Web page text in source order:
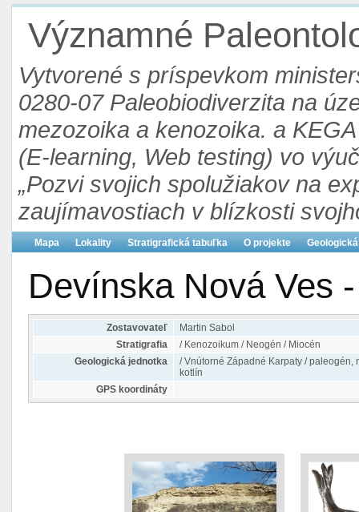
Významné
Vytvorené s príspevkom
0280-07 Paleobiodiverzita na
mezozoika a kenozoika. a
(E-learning, Web testing) vo
„Pozvi svojich spolužiakov na
zaujímavostiach v blízkosti
Mapa Lokality Stratigrafická tabuľka O projekte
Devínska Nová Ves
Zostavovateľ
Martin Sabol
Stratigrafia
/ Kenozoikum / Neogén / Miocén
Geologická jednotka
/ Vnútorné Západné Karpaty / paleogén,
kotlín
GPS koordináty